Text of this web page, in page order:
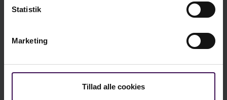
Statistik
Marketing
Tillad alle cookies